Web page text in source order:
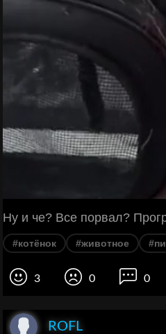
Ну и че? Все порвал?
#котёнок #животное
3 0 0
ROFL